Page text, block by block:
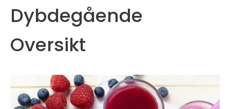
Dybdegående
Oversikt